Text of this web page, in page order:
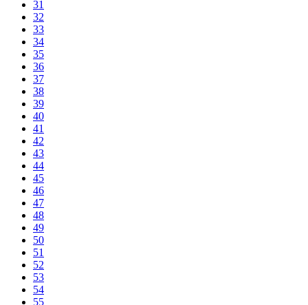
31
32
33
34
35
36
37
38
39
40
41
42
43
44
45
46
47
48
49
50
51
52
53
54
55